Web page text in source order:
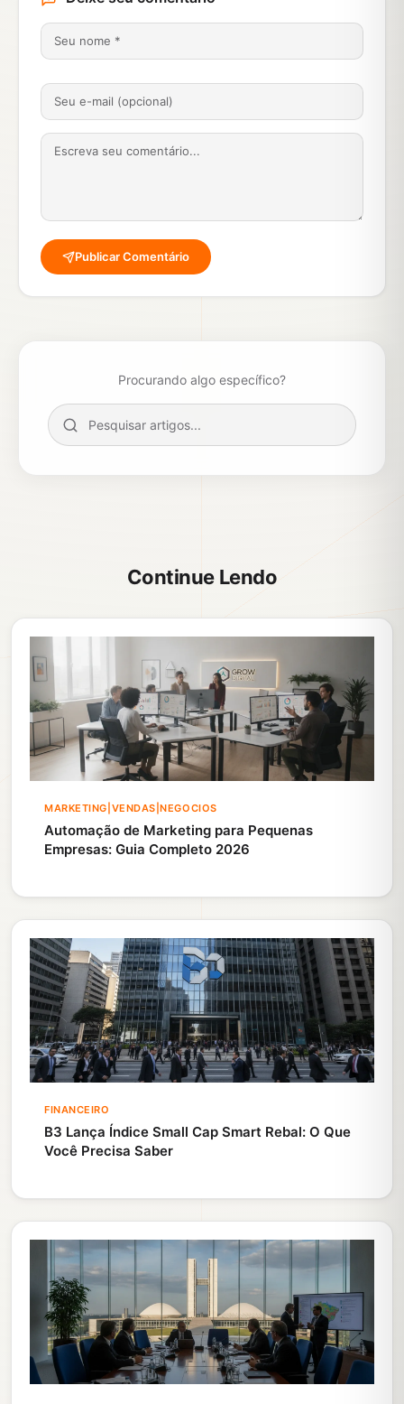
Publicar Comentário
Procurando algo específico?
Continue Lendo
MARKETING|VENDAS|NEGOCIOS
Automação de Marketing para Pequenas
Empresas: Guia Completo 2026
FINANCEIRO
B3 Lança Índice Small Cap Smart Rebal: O Que
Você Precisa Saber